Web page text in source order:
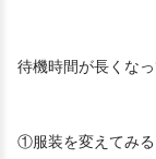
待機時間が長くな
①服装を変えてみる